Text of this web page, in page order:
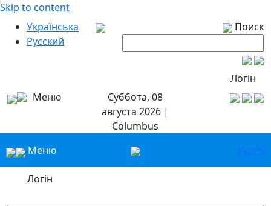
Skip to content
Українська
Русский
Поиск
Логін
Меню
Суббота, 08
августа 2026 |
Columbus
Меню
УкрРу
Логін